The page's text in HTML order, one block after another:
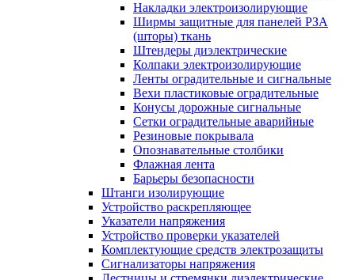
Накладки электроизолирующие
Ширмы защитные для панелей РЗА
(шторы) ткань
Штендеры диэлектрические
Колпаки электроизолирующие
Ленты оградительные и сигнальные
Вехи пластиковые оградительные
Конусы дорожные сигнальные
Сетки оградительные аварийные
Резиновые покрывала
Опознавательные столбики
Флажная лента
Барьеры безопасности
Штанги изолирующие
Устройство раскрепляющее
Указатели напряжения
Устройство проверки указателей
Комплектующие средств электрозащиты
Сигнализаторы напряжения